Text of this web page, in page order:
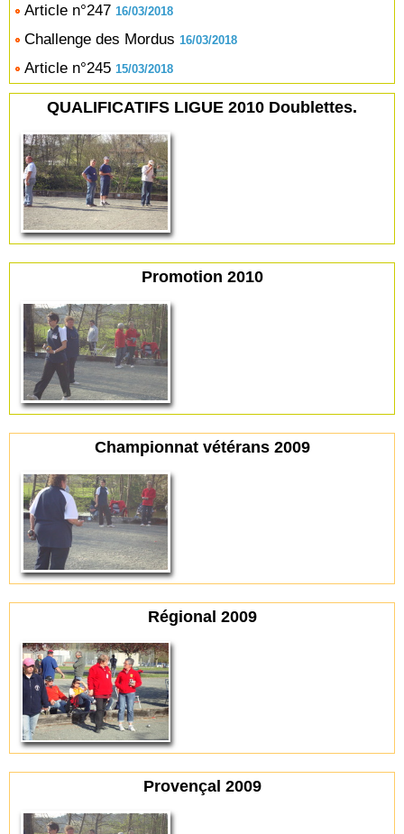
Article n°247 16/03/2018
Challenge des Mordus 16/03/2018
Article n°245 15/03/2018
QUALIFICATIFS LIGUE 2010 Doublettes.
Promotion 2010
Championnat vétérans 2009
Régional 2009
Provençal 2009